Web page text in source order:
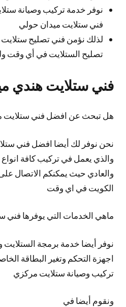
نوفر خدمة تركيب وصيانة
فني ستلايت ميدان حولي
تصليح الستلايت في أي وقت
فني ستلايت هندي
هل تبحث عن افضل فني ستلايت
نحن نوفر لك أيضا افضل فني
والذي يعمل في تركيب كافة
والعادي حيث يمكنكم الاتصال
الكويت في اي وقت
ماهي الخدمات التي يوفرها فني
نوفر أيضا خدمة برمجة
اجهزة التحكم وتغير البطاقة
تركيب وصيانة ستلايت مركزي
ونقوم أيضا في